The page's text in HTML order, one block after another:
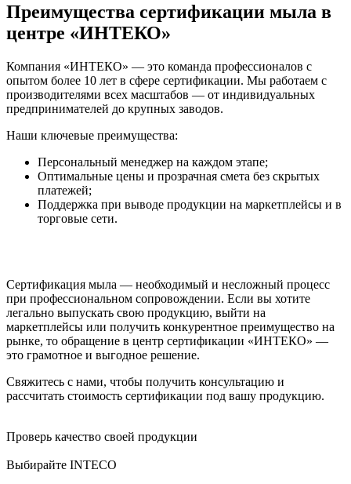
Преимущества сертификации мыла в
центре «ИНТЕКО»
Компания «ИНТЕКО» — это команда профессионалов с
опытом более 10 лет в сфере сертификации. Мы работаем с
производителями всех масштабов — от индивидуальных
предпринимателей до крупных заводов.
Наши ключевые преимущества:
Персональный менеджер на каждом этапе;
Оптимальные цены и прозрачная смета без скрытых
платежей;
Поддержка при выводе продукции на маркетплейсы и в
торговые сети.
Сертификация мыла — необходимый и несложный процесс
при профессиональном сопровождении. Если вы хотите
легально выпускать свою продукцию, выйти на
маркетплейсы или получить конкурентное преимущество на
рынке, то обращение в центр сертификации «ИНТЕКО» —
это грамотное и выгодное решение.
Свяжитесь с нами, чтобы получить консультацию и
рассчитать стоимость сертификации под вашу продукцию.
Проверь качество своей продукции
Выбирайте INTECO